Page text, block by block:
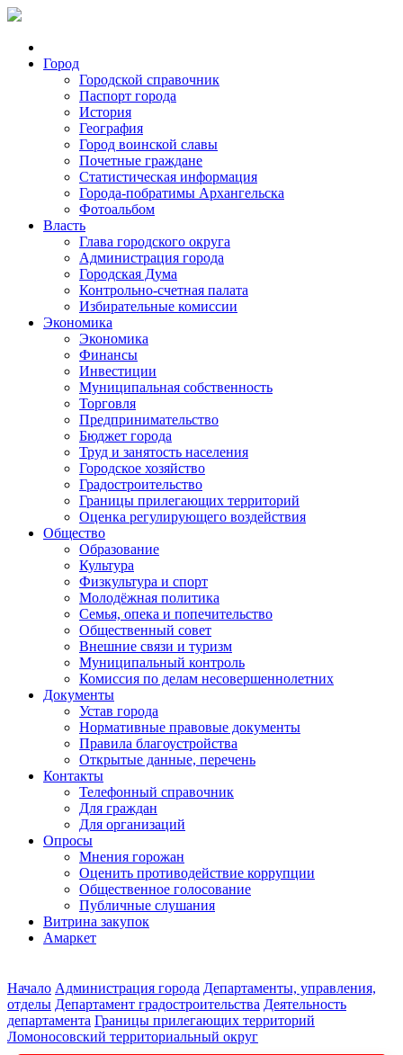
Город
Городской справочник
Паспорт города
История
География
Город воинской славы
Почетные граждане
Статистическая информация
Города-побратимы Архангельска
Фотоальбом
Власть
Глава городского округа
Администрация города
Городская Дума
Контрольно-счетная палата
Избирательные комиссии
Экономика
Экономика
Финансы
Инвестиции
Муниципальная собственность
Торговля
Предпринимательство
Бюджет города
Труд и занятость населения
Городское хозяйство
Градостроительство
Границы прилегающих территорий
Оценка регулирующего воздействия
Общество
Образование
Культура
Физкультура и спорт
Молодёжная политика
Семья, опека и попечительство
Общественный совет
Внешние связи и туризм
Муниципальный контроль
Комиссия по делам несовершеннолетних
Документы
Устав города
Нормативные правовые документы
Правила благоустройства
Открытые данные, перечень
Контакты
Телефонный справочник
Для граждан
Для организаций
Опросы
Мнения горожан
Оценить противодействие коррупции
Общественное голосование
Публичные слушания
Витрина закупок
Амаркет
Начало Администрация города Департаменты, управления,
отделы Департамент градостроительства Деятельность
департамента Границы прилегающих территорий
Ломоносовский территориальный округ